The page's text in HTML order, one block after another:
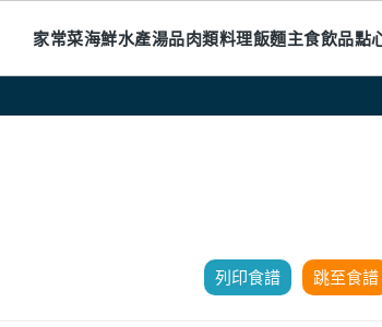
家常菜海鮮水產湯品肉類料理飯麵主食飲品點
列印食譜 跳至食譜